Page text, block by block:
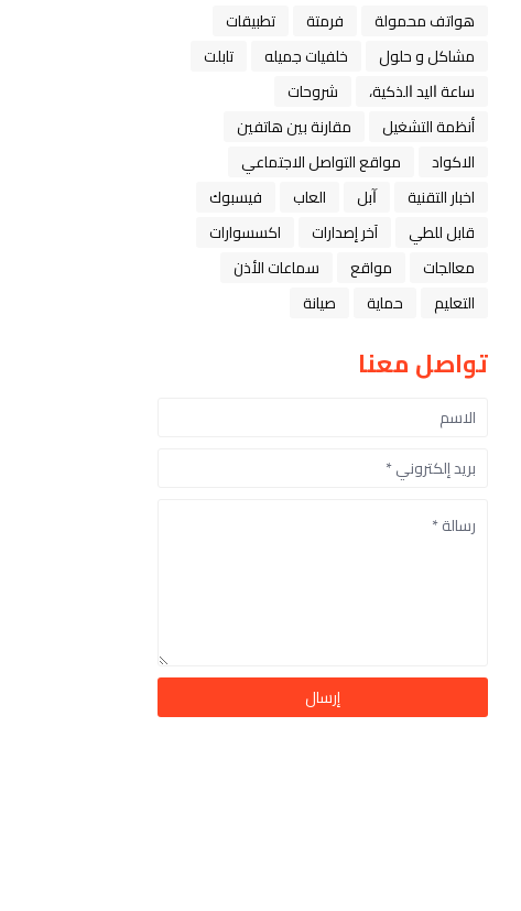
هواتف محمولة فرمتة
تطبيقات
مشاكل و حلول
خلفيات جميله
تابلت
ﺳﺎﻋﺔ ﺍﻟﻴﺪ ﺍﻟﺬﻛﻴﺔ،
شروحات
أنظمة التشغيل
مقارنة بين هاتفين
الاكواد
مواقع التواصل الاجتماعي
اخبار التقنية
ﺁﺑﻞ العاب
فيسبوك
قابل للطي
آخر إصدارات
اكسسوارات
معالجات
مواقع
سماعات الأذن
التعليم
حماية صيانة
تواصل معنا